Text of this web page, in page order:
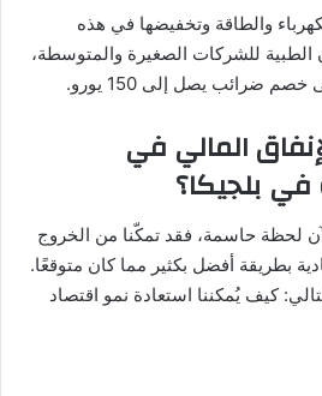
والطاقة وتخفيضها في هذه
الطبية للشركات الصغيرة والمتوسطة،
ضرائب يصل إلى 150 يورو.
المالي في
في بلجيكا؟
لحظة حاسمة، فقد تمكّنا من الخروج
بطريقة أفضل بكثير مما كان متوقعًا.
كيف يُمكننا استعادة نمو اقتصاد